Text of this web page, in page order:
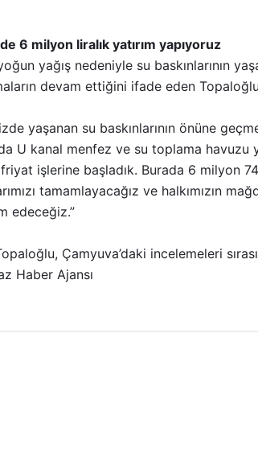
6 milyon liralık yatırım yapıyoruz
yağış nedeniyle su baskınlarının
devam ettiğini ifade eden
yaşanan su baskınlarının önüne
U kanal menfez ve su toplama havuzu
işlerine başladık. Burada 6 milyon
tamamlayacağız ve halkımızın
edeceğiz.”
Çamyuva’daki incelemeleri
Haber Ajansı